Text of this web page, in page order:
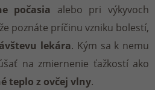
počasia alebo pri výkyvoch
poznáte príčinu vzniku bolestí,
lekára. Kým sa k nemu
na zmiernenie ťažkostí ako
teplo z ovčej vlny.
OBUV
SENIOROV
CHLAPCOV A DIEVČATÁ